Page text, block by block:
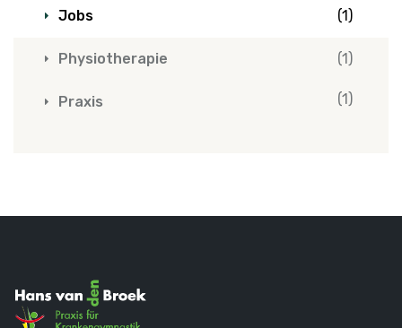
Jobs (1)
Physiotherapie (1)
Praxis (1)